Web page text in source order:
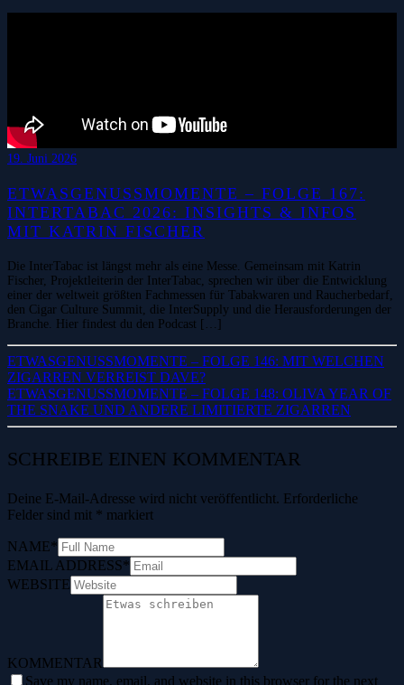
19. Juni 2026
ETWASGENUSSMOMENTE – FOLGE 167:
INTERTABAC 2026: INSIGHTS & INFOS
MIT KATRIN FISCHER
Die InterTabac ist längst mehr als eine Messe. Gemeinsam mit Katrin
Fischer, Projektleiterin der InterTabac, sprechen wir über die Entwicklung
einer der weltweit größten Fachmessen für Tabakwaren und Raucherbedarf,
den Cigar Culture Summit, die InterSupply und die Herausforderungen der
Branche. Hier findest du den Podcast […]
ETWASGENUSSMOMENTE – FOLGE 146: MIT WELCHEN
ZIGARREN VERREIST DAVE?
ETWASGENUSSMOMENTE – FOLGE 148: OLIVA YEAR OF
THE SNAKE UND ANDERE LIMITIERTE ZIGARREN
SCHREIBE EINEN KOMMENTAR
Deine E-Mail-Adresse wird nicht veröffentlicht. Erforderliche
Felder sind mit * markiert
NAME*
EMAIL ADDRESS*
WEBSITE
KOMMENTAR
Save my name, email, and website in this browser for the next